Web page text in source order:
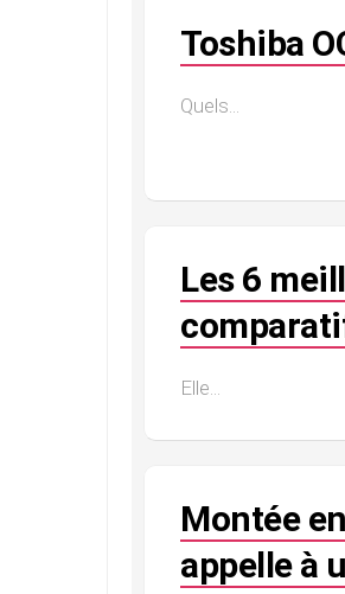
Toshiba
Quels...
Les 6
Elle...
Montée
appelle à